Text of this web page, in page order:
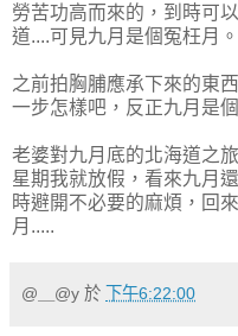
勞苦功高而來的，到時可
道....可見九月是個冤枉月。
之前拍胸脯應承下來的東
一步怎樣吧，反正九月是
老婆對九月底的北海道之
星期我就放假，看來九月
時避開不必要的麻煩，回
月.....
@＿@y 於 下午6:22:00